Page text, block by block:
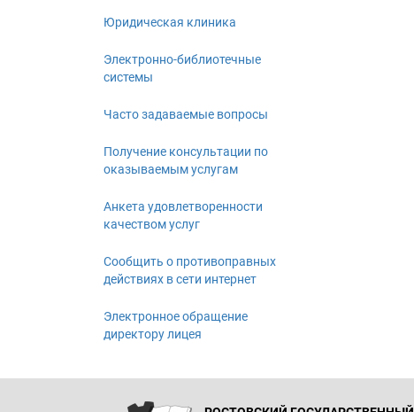
Юридическая клиника
Электронно-библиотечные
системы
Часто задаваемые вопросы
Получение консультации по
оказываемым услугам
Анкета удовлетворенности
качеством услуг
Сообщить о противоправных
действиях в сети интернет
Электронное обращение
директору лицея